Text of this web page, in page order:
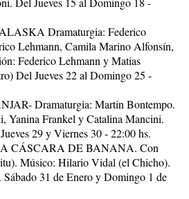
Dramaturgia: Federico
Lehmann, Camila Marino Alfonsín,
Federico Lehmann y Matias
Del Jueves 22 al Domingo 25 -
Dramaturgia: Martin Bontempo.
Yanina Frankel y Catalina Mancini.
29 y Viernes 30 - 22:00 hs.
CÁSCARA DE BANANA. Con
Músico: Hilario Vidal (el Chicho).
31 de Enero y Domingo 1 de